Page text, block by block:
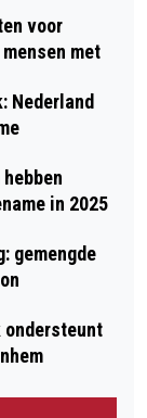
voor
met
Nederland
in 2025
gemengde
ondersteunt